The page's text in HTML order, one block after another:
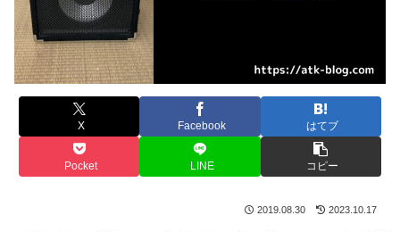
X Facebook はてブ
Pocket LINE コピー
2019.08.30 2023.10.17